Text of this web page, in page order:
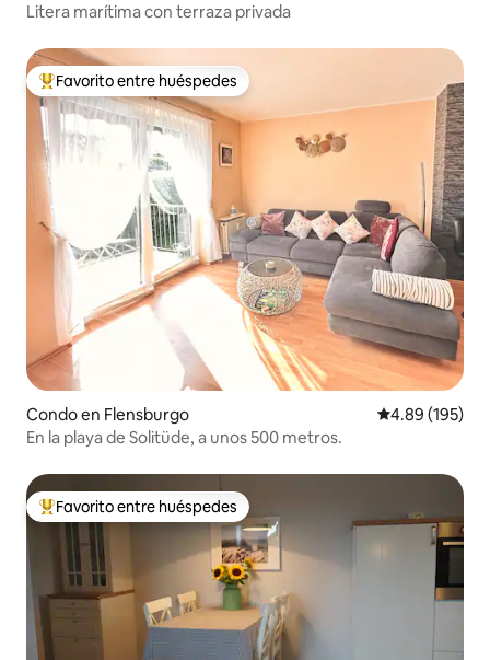
Litera marítima con terraza privada
Favorito entre huéspedes preferido
Favorito entre huéspedes
Condo en Flensburgo Calificación
4.89 (195)
En la playa de Solitüde, a unos 500 metros.
Favorito entre huéspedes preferido
Favorito entre huéspedes